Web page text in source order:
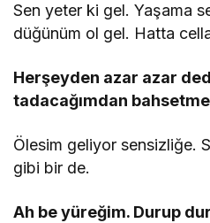
Sen yeter ki gel. Yaşama
düğünüm ol gel. Hatta
Herşeyden azar azar
tadacağımdan
Ölesim geliyor sensizliğe.
gibi bir de.
Ah be yüreğim. Durup